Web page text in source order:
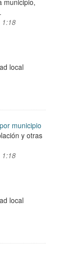
municipio,
1:18
local
municipio
y otras
1:18
local